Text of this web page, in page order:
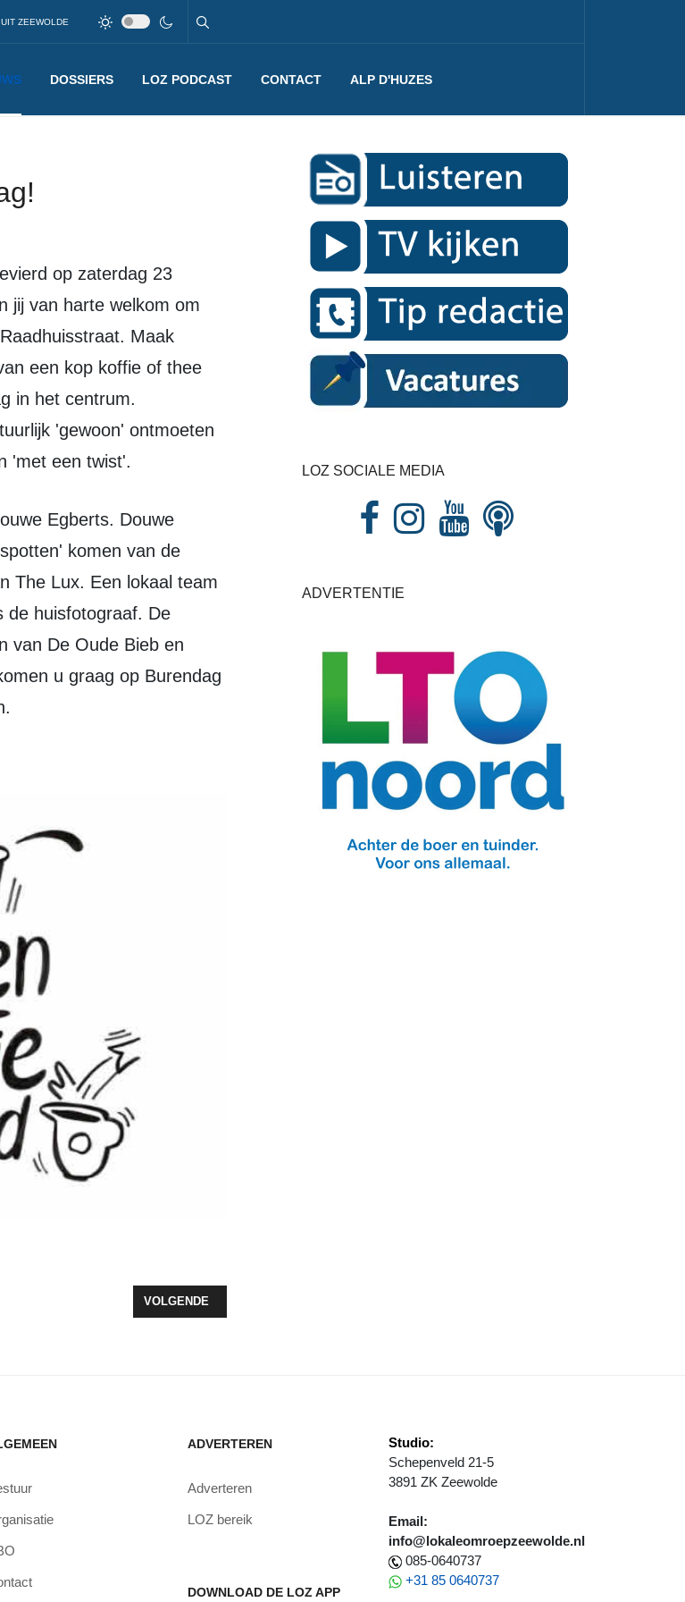
ZEEWOLDE
DOSSIERS LOZ PODCAST CONTACT ALP D'HUZES
jij van harte welkom om
Maak
een kop koffie of thee
in het centrum.
'gewoon' ontmoeten
'met een twist'.
komen van de
The Lux. Een lokaal team
de huisfotograaf. De
van De Oude Bieb en
u graag op Burendag
VOLGENDE ARTIKEL: ARTIKEL 36 VRAGEN OVER JEUGD OVERLAST EN POLITIE OPVOLGING
VOLGENDE
LOZ SOCIALE MEDIA
ADVERTENTIE
ADVERTEREN
Adverteren
LOZ bereik
DOWNLOAD DE LOZ APP
Studio:
Schepenveld 21-5
3891 ZK Zeewolde
Email:
info@lokaleomroepzeewolde.nl
085-0640737
+31 85 0640737